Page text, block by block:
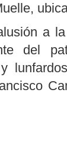
a
del